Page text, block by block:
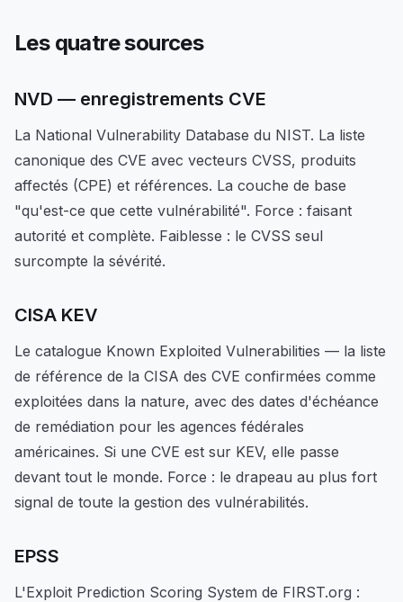
Les quatre sources
NVD — enregistrements CVE
La National Vulnerability Database du NIST. La liste
canonique des CVE avec vecteurs CVSS, produits
affectés (CPE) et références. La couche de base
"qu'est-ce que cette vulnérabilité". Force : faisant
autorité et complète. Faiblesse : le CVSS seul
surcompte la sévérité.
CISA KEV
Le catalogue Known Exploited Vulnerabilities — la liste
de référence de la CISA des CVE confirmées comme
exploitées dans la nature, avec des dates d'échéance
de remédiation pour les agences fédérales
américaines. Si une CVE est sur KEV, elle passe
devant tout le monde. Force : le drapeau au plus fort
signal de toute la gestion des vulnérabilités.
EPSS
L'Exploit Prediction Scoring System de FIRST.org :